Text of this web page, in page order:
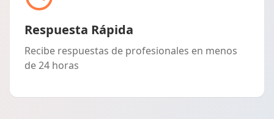
Respuesta Rápida
Recibe respuestas de profesionales en menos
de 24 horas